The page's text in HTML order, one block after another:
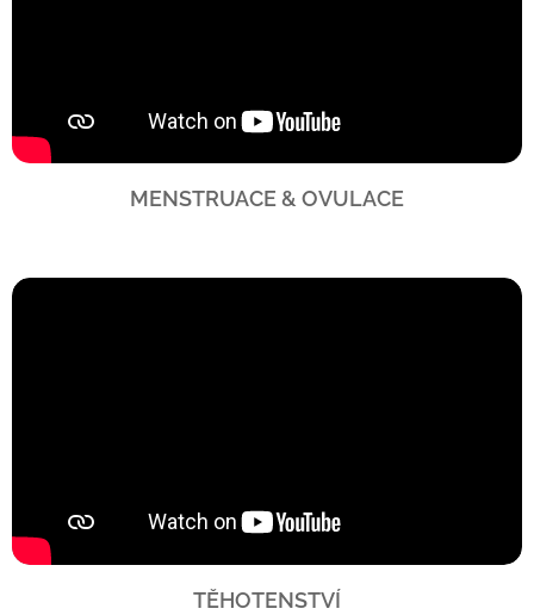
MENSTRUACE & OVULACE
TĚHOTENSTVÍ